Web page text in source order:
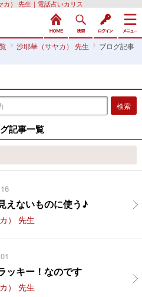
） 先生｜電話占いカリス
沙耶華（サヤカ） 先生
ブログ記事
記事一覧
えないものに使う♪
） 先生
ッキー！なのです
） 先生